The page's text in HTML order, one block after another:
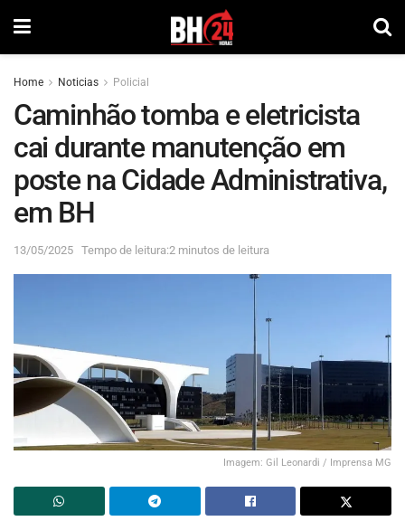
Home Noticias Policial
Caminhão tomba e eletricista
cai durante manutenção em
poste na Cidade Administrativa,
em BH
13/05/2025 Tempo de leitura:2 minutos de leitura
Imagem: Gil Leonardi / Imprensa MG